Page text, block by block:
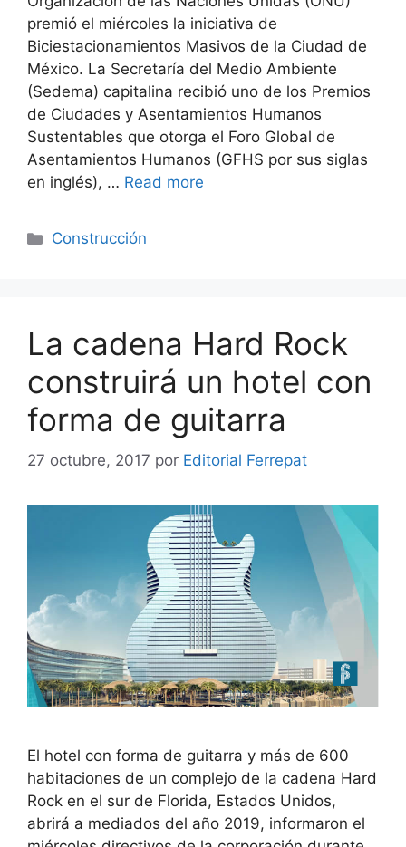
premió el miércoles la iniciativa de
Biciestacionamientos Masivos de la Ciudad de
México. La Secretaría del Medio Ambiente
(Sedema) capitalina recibió uno de los Premios
de Ciudades y Asentamientos Humanos
Sustentables que otorga el Foro Global de
Asentamientos Humanos (GFHS por sus siglas
en inglés), … Read more
Categorías
Construcción
La cadena Hard Rock
construirá un hotel con
forma de guitarra
27 octubre, 2017 por Editorial Ferrepat
El hotel con forma de guitarra y más de 600
habitaciones de un complejo de la cadena Hard
Rock en el sur de Florida, Estados Unidos,
abrirá a mediados del año 2019, informaron el